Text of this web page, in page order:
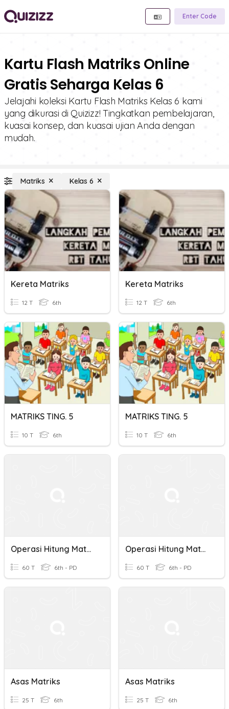
Enter Code
Kartu Flash Matriks Online
Gratis Seharga Kelas 6
Jelajahi koleksi Kartu Flash Matriks Kelas 6 kami
yang dikurasi di Quizizz! Tingkatkan pembelajaran,
kuasai konsep, dan kuasai ujian Anda dengan
mudah.
Matriks Kelas 6
Kereta Matriks
12 T 6th
Kereta Matriks
12 T 6th
MATRIKS TING. 5
10 T 6th
MATRIKS TING. 5
10 T 6th
Operasi Hitung Matematika
60 T 6th - PD
Operasi Hitung Matematika
60 T 6th - PD
Asas Matriks
25 T 6th
Asas Matriks
25 T 6th